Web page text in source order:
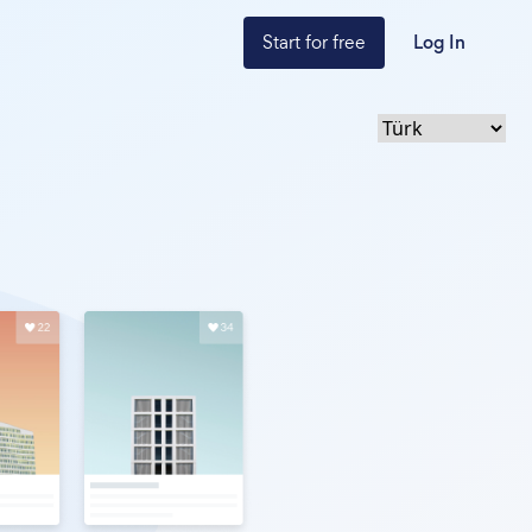
Start for free Log In